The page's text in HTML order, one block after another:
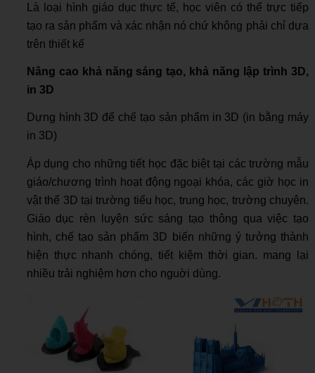
Là loại hình giáo dục thực tế, học viên có thể trực tiếp
tạo ra sản phẩm và xác nhận nó chứ không phải chỉ dựa
trên thiết kế
Nâng cao khả năng sáng tạo, khả năng lập trình 3D,
in 3D
Dựng hình 3D để chế tạo sản phẩm in 3D (in bằng máy
in 3D)
Áp dụng cho những tiết học đặc biệt tại các trường mẫu
giáo/chương trình hoạt động ngoại khóa, các giờ học in
vật thể 3D tại trường tiểu học, trung học, trường chuyên.
Giáo dục rèn luyện sức sáng tạo thông qua việc tạo
hình, chế tạo sản phẩm 3D biến những ý tưởng thành
hiện thực nhanh chóng, tiết kiệm thời gian. mang lại
nhiều trải nghiệm hơn cho nguời dùng.